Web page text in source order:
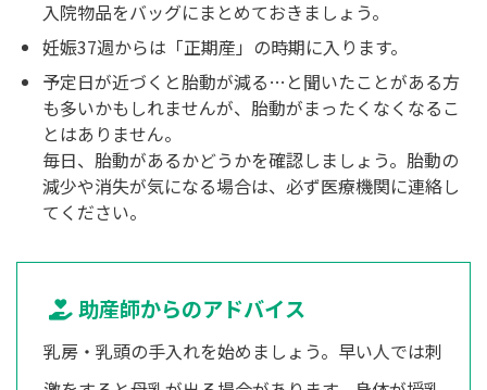
入院物品をバッグにまとめておきましょう。
妊娠37週からは「正期産」の時期に入ります。
予定日が近づくと胎動が減る…と聞いたことがある方
も多いかもしれませんが、胎動がまったくなくなるこ
とはありません。
毎日、胎動があるかどうかを確認しましょう。胎動の
減少や消失が気になる場合は、必ず医療機関に連絡し
てください。
助産師からのアドバイス
乳房・乳頭の手入れを始めましょう。早い人では刺